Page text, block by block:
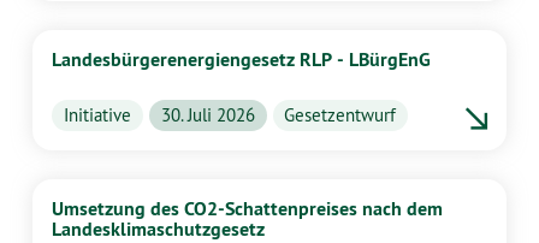
Landesbürgerenergiengesetz RLP - LBürgEnG
Initiative 30. Juli 2026 Gesetzentwurf
Umsetzung des CO2-Schattenpreises nach dem
Landesklimaschutzgesetz